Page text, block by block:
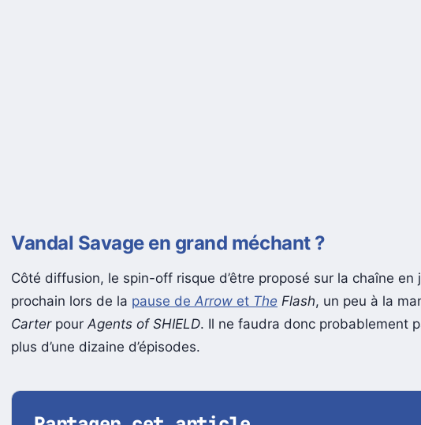
Vandal Savage en grand méchant ?
Côté diffusion, le spin-off risque d’être proposé sur la chaîne en
prochain lors de la pause de Arrow et The Flash, un peu à la
CarterpourAgents of SHIELD. Il ne faudra donc probablement
plus d’une dizaine d’épisodes.